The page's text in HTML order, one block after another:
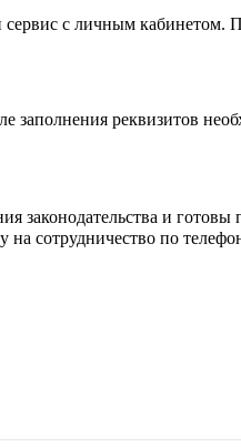
с личным кабинетом.
заполнения реквизитов
законодательства и готовы
на сотрудничество по